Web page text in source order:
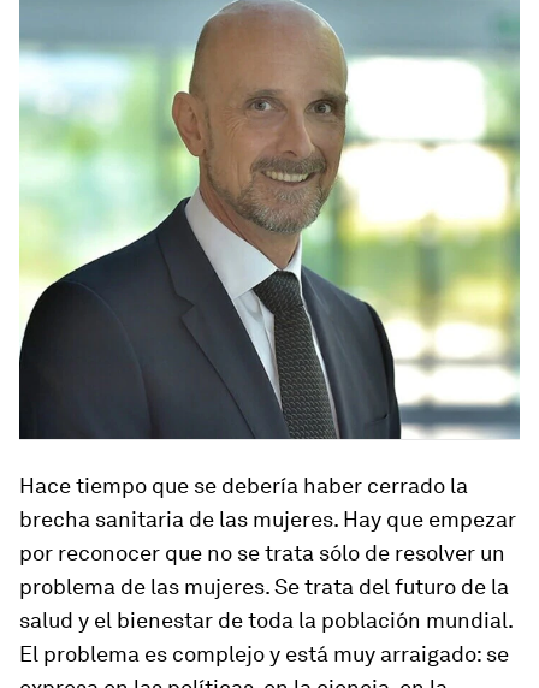
Hace tiempo que se debería haber cerrado la
brecha sanitaria de las mujeres. Hay que empezar
por reconocer que no se trata sólo de resolver un
problema de las mujeres. Se trata del futuro de la
salud y el bienestar de toda la población mundial.
El problema es complejo y está muy arraigado: se